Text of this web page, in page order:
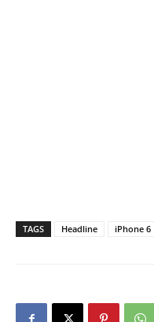
TAGS Headline iPhone 6